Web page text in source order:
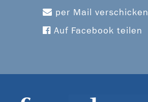
per Mail verschicken
Auf Facebook teilen